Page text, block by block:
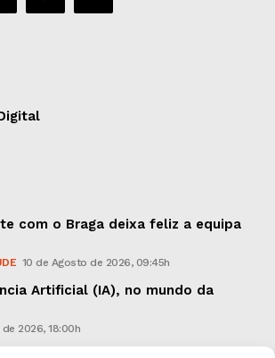
com o Braga deixa feliz a equipa
10 de Agosto de 2026, 09:45h
Artificial (IA), no mundo da
2026, 18:00h